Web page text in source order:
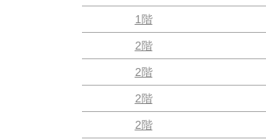
1階
2階
2階
2階
2階